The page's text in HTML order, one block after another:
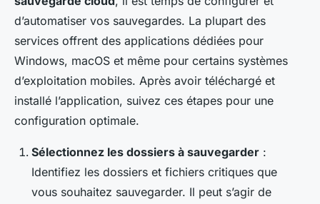
d’automatiser vos sauvegardes. La plupart des
services offrent des applications dédiées pour
Windows, macOS et même pour certains systèmes
d’exploitation mobiles. Après avoir téléchargé et
installé l’application, suivez ces étapes pour une
configuration optimale.
Sélectionnez les dossiers à sauvegarder :
Identifiez les dossiers et fichiers critiques que
vous souhaitez sauvegarder. Il peut s’agir de